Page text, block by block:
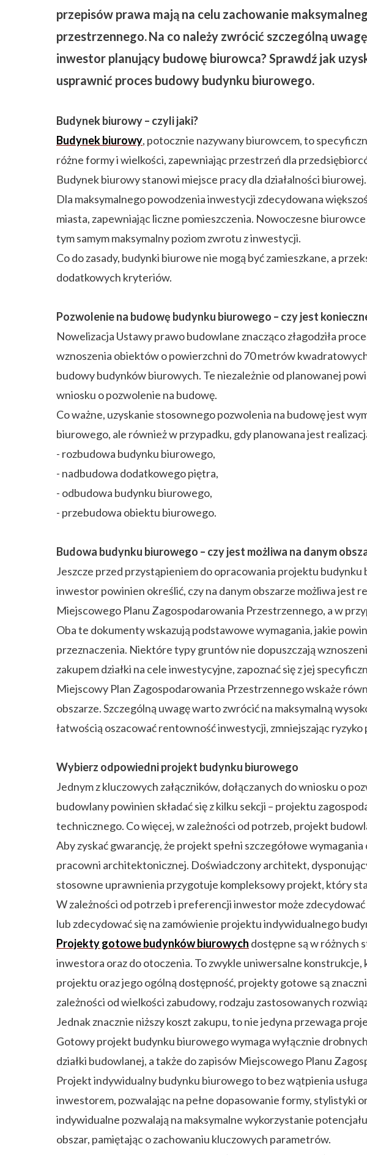
przepisów prawa mają na celu zachowanie
przestrzennego.Na co należy zwrócić szczególną
inwestor planujący budowę biurowca? Sprawdź jak
usprawnić proces budowy budynku biurowego.
Budynek biurowy – czyli jaki?
Budynek biurowy, potocznie nazywany biurowcem, to
różne formy i wielkości, zapewniając przestrzeń dla
Budynek biurowy stanowi miejsce pracy dla działalności biurowej.
Dla maksymalnego powodzenia inwestycji zdecydowana
miasta, zapewniając liczne pomieszczenia. Nowoczesne
tym samym maksymalny poziom zwrotu z inwestycji.
Co do zasady, budynki biurowe nie mogą być zamieszkane, a
dodatkowych kryteriów.
Pozwolenie na budowę budynku biurowego – czy jest
Nowelizacja Ustawy prawo budowlane znacząco złagodziła
wznoszenia obiektów o powierzchni do 70 metrów
budowy budynków biurowych. Te niezależnie od planowanej
wniosku o pozwolenie na budowę.
Co ważne, uzyskanie stosownego pozwolenia na budowę jest
biurowego, ale również w przypadku, gdy planowana jest
- rozbudowa budynku biurowego,
- nadbudowa dodatkowego piętra,
- odbudowa budynku biurowego,
- przebudowa obiektu biurowego.
Budowa budynku biurowego – czy jest możliwa na danym
Jeszcze przed przystąpieniem do opracowania projektu
inwestor powinien określić, czy na danym obszarze możliwa jest
Miejscowego Planu Zagospodarowania Przestrzennego, a w
Oba te dokumenty wskazują podstawowe wymagania, jakie
przeznaczenia. Niektóre typy gruntów nie dopuszczają
zakupem działki na cele inwestycyjne, zapoznać się z jej
Miejscowy Plan Zagospodarowania Przestrzennego wskaże
obszarze. Szczególną uwagę warto zwrócić na maksymalną
łatwością oszacować rentowność inwestycji, zmniejszając
Wybierz odpowiedni projekt budynku biurowego
Jednym z kluczowych załączników, dołączanych do wniosku o
budowlany powinien składać się z kilku sekcji – projektu
technicznego. Co więcej, w zależności od potrzeb, projekt
Aby zyskać gwarancję, że projekt spełni szczegółowe
pracowni architektonicznej. Doświadczony architekt,
stosowne uprawnienia przygotuje kompleksowy projekt, który
W zależności od potrzeb i preferencji inwestor może
lub zdecydować się na zamówienie projektu indywidualnego
Projekty gotowe budynków biurowych dostępne są w różnych
inwestora oraz do otoczenia. To zwykle uniwersalne
projektu oraz jego ogólną dostępność, projekty gotowe są
zależności od wielkości zabudowy, rodzaju zastosowanych
Jednak znacznie niższy koszt zakupu, to nie jedyna przewaga
Gotowy projekt budynku biurowego wymaga wyłącznie
działki budowlanej, a także do zapisów Miejscowego Planu
Projekt indywidualny budynku biurowego to bez wątpienia
inwestorem, pozwalając na pełne dopasowanie formy,
indywidualne pozwalają na maksymalne wykorzystanie
obszar, pamiętając o zachowaniu kluczowych parametrów.